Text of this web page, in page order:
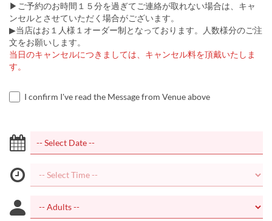
▶ご予約のお時間１５分を過ぎてご連絡が取れない場合は、キャ
ンセルとさせていただく場合がございます。
▶当店はお１人様１オーダー制となっております。人数様分のご注
文をお願いします。
当日のキャンセルにつきましては、キャンセル料を頂戴いたしま
す。
I confirm I've read the Message from Venue above